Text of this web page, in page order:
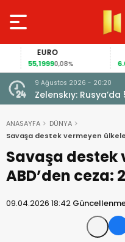
EURO
55,19990,08%
9 Ağustos 2026 - 20:20
Zelenskıy:
asker
ANASAYFA
DÜNYA
Savaşa destek vermeyen
Savaşa destek
ABD’den ceza:
09.04.2026 18:42